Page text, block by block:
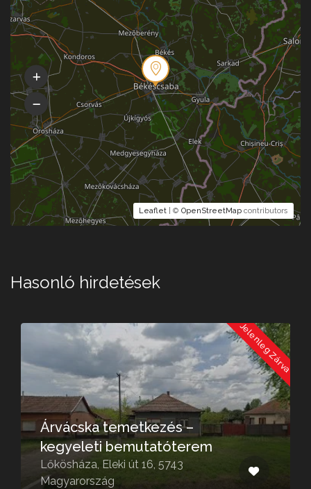
Leaflet | © OpenStreetMap contributors
Hasonló hirdetések
Jelenleg Zárva
Árvácska temetkezés –
kegyeleti bemutatóterem
Lőkösháza, Eleki út 16, 5743
Magyarország